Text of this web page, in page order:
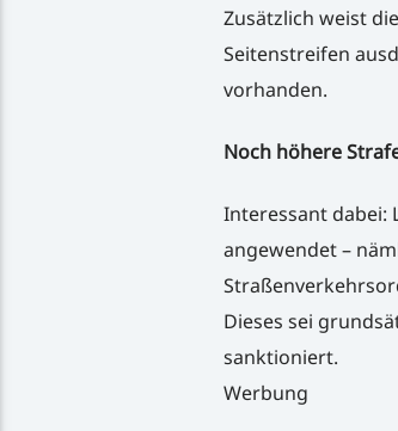
Zusätzlich weist
Seitenstreifen
vorhanden.
Noch höhere
Interessant dabei:
angewendet –
Dieses sei
sanktioniert.
Werbung